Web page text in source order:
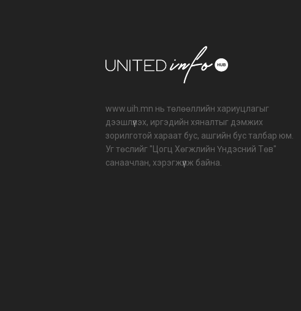
www.uih.mn нь төлөөллийн хариуцлагыг
дээшлүүлэх, иргэдийн хяналтыг дэмжих
зорилготой хараат бус, ашгийн бус талбар юм.
Уг төслийг "Цогц Хөгжлийн Үндэсний Төв"
санаачлан, хэрэгжүүлж байна.